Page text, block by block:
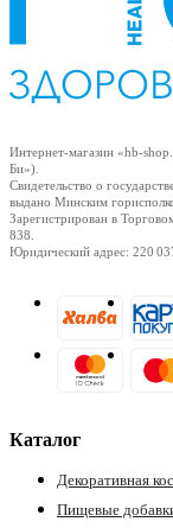
Интернет-магазин «hb-
Би»).
Свидетельство о
выдано Минским
Зарегистрирован в
838.
Юридический адрес: 220
Каталог
Декоративная
Пищевые